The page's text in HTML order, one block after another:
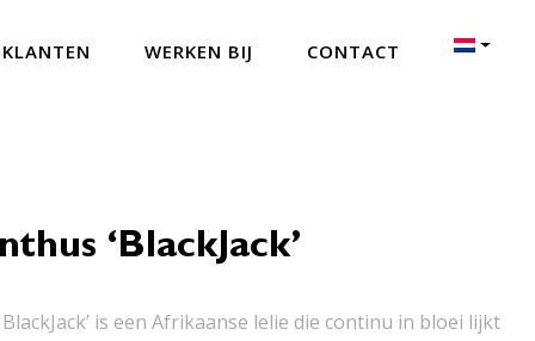
WERKEN BIJ CONTACT
‘BlackJack’
is een Afrikaanse lelie die continu in bloei lijkt